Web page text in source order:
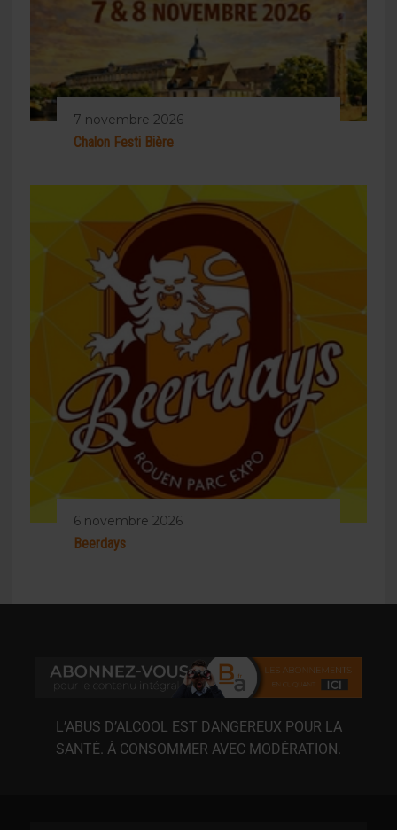
7 novembre 2026
Chalon Festi Bière
6 novembre 2026
Beerdays
L’ABUS D’ALCOOL EST DANGEREUX POUR LA
SANTÉ. À CONSOMMER AVEC MODÉRATION.